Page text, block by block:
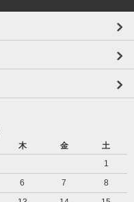
木 金
土
1
6 7
8